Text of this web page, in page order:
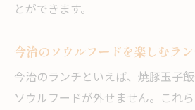
とができます。
今治のソウルフードを楽しむラ
今治のランチといえば、焼豚玉子
ソウルフードが外せません。これ